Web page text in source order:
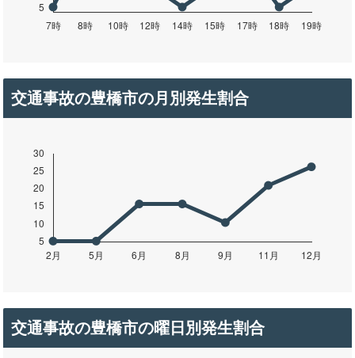
交通事故の豊橋市の月別発生割合
交通事故の豊橋市の曜日別発生割合